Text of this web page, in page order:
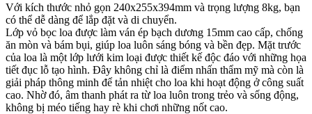
Với kích thước nhỏ gọn 240x255x394mm và trọng lượng 8kg, bạn
có thể dễ dàng để lắp đặt và di chuyển.
Lớp vỏ bọc loa được làm ván ép bạch dương 15mm cao cấp, chống
ăn mòn và bám bụi, giúp loa luôn sáng bóng và bền đẹp. Mặt trước
của loa là một lớp lưới kim loại được thiết kế độc đáo với những họa
tiết đục lỗ tạo hình. Đây không chỉ là điểm nhấn thẩm mỹ mà còn là
giải pháp thông minh để tản nhiệt cho loa khi hoạt động ở công suất
cao. Nhờ đó, âm thanh phát ra từ loa luôn trong trẻo và sống động,
không bị méo tiếng hay rè khi chơi những nốt cao.